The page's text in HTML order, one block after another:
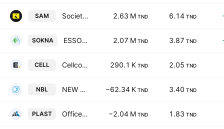
SAM Societe Atelier du Meuble Interieurs SA 2.63 M TND 6.14 TND
SOKNA ESSOUKNA Societe Anonyme 2.07 M TND 3.87 TND
CELL Cellcom SA 290.1 K TND 2.05 TND
NBL NEW BODY LINE −62.34 K TND 3.40 TND
PLAST Office Plast SA −2.04 M TND 1.83 TND